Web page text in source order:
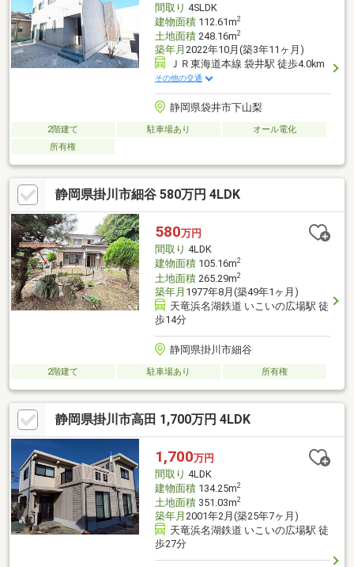
間取り 4SLDK
建物面積112.61m2
土地面積248.16m2
築年月 2022年10月(築3年11ヶ月)
ＪＲ東海道本線 袋井駅 徒歩4.0km
その他の交通
静岡県袋井市下山梨
2階建て 駐車場あり
オール電化
所有権
静岡県掛川市細谷 580万円 4LDK
580万円
間取り 4LDK
建物面積105.16m2
土地面積265.29m2
築年月 1977年8月(築49年1ヶ月)
天竜浜名湖鉄道 いこいの広場駅 徒
歩14分
静岡県掛川市細谷
2階建て 駐車場あり 所有権
静岡県掛川市高田 1,700万円 4LDK
1,700万円
間取り 4LDK
建物面積134.25m2
土地面積351.03m2
築年月 2001年2月(築25年7ヶ月)
天竜浜名湖鉄道 いこいの広場駅 徒
歩27分